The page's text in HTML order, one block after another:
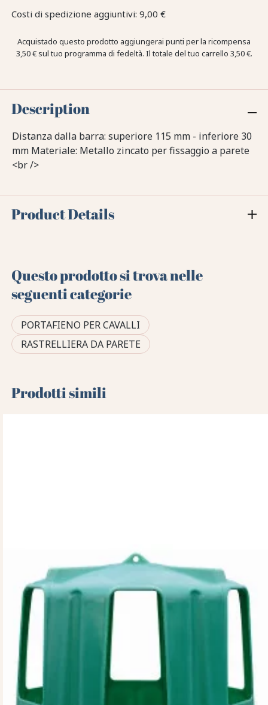
Costi di spedizione aggiuntivi: 9,00 €
Acquistado questo prodotto aggiungerai punti per la ricompensa
3,50 €sul tuo programma di fedeltà. Il totale del tuo carrello 3,50 €.
Description
Distanza dalla barra: superiore 115 mm - inferiore 30
mm Materiale: Metallo zincato per fissaggio a parete
<br />
Product Details
Questo prodotto si trova nelle
seguenti categorie
PORTAFIENO PER CAVALLI
RASTRELLIERA DA PARETE
Prodotti simili